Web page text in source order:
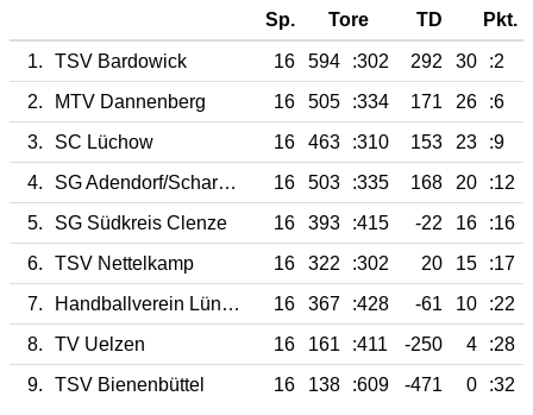
Sp. Tore TD Pkt.
1. TSV Bardowick 16 594 :302 292 30
:2
2.
MTV Dannenberg 16 505 :334 171 26
:6
3.
SC Lüchow 16 463 :310 153 23
:9
4.
SG Adendorf/Scharnebeck II 16 503 :335 168 20
:12
5.
SG Südkreis Clenze 16 393 :415 -22 16
:16
6.
TSV Nettelkamp 16 322 :302 20 15
:17
7.
Handballverein Lüneburg II 16 367 :428 -61 10
:22
8.
TV Uelzen 16 161 :411 -250 4
:28
9.
TSV Bienenbüttel 16 138 :609 -471 0 :32